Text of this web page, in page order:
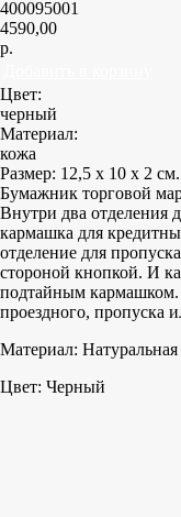
400095001
4590,00
р.
Цвет:
черный
Материал:
кожа
Размер: 12,5 х 10 х 2 см.
Бумажник торговой
Внутри два отделения
кармашка для
отделение для
стороной кнопкой. И
подтайным кармашком.
проездного, пропуска
Материал: Натуральная
Цвет: Черный